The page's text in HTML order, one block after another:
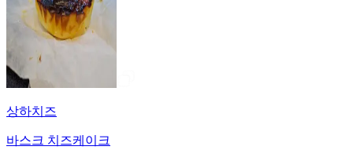
상하치즈
바스크 치즈케이크